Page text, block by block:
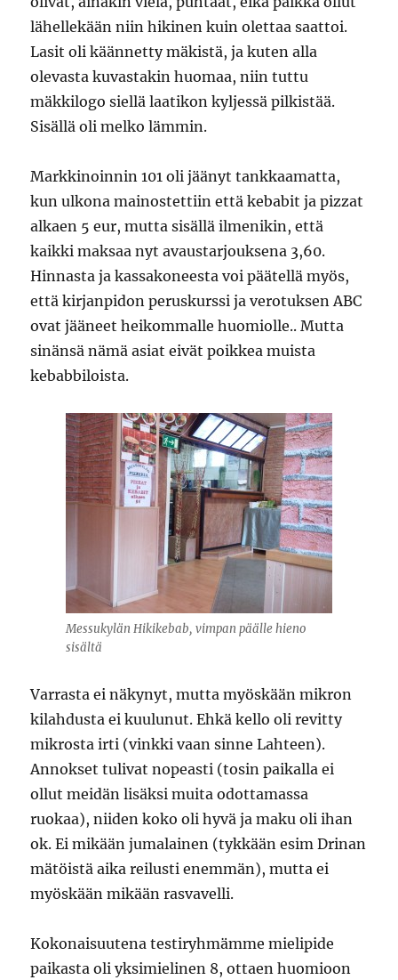
lähellekään niin hikinen kuin olettaa saattoi.
Lasit oli käännetty mäkistä, ja kuten alla
olevasta kuvastakin huomaa, niin tuttu
mäkkilogo siellä laatikon kyljessä pilkistää.
Sisällä oli melko lämmin.
Markkinoinnin 101 oli jäänyt tankkaamatta,
kun ulkona mainostettiin että kebabit ja pizzat
alkaen 5 eur, mutta sisällä ilmenikin, että
kaikki maksaa nyt avaustarjouksena 3,60.
Hinnasta ja kassakoneesta voi päätellä myös,
että kirjanpidon peruskurssi ja verotuksen ABC
ovat jääneet heikommalle huomiolle.. Mutta
sinänsä nämä asiat eivät poikkea muista
kebabbiloista.
Messukylän Hikikebab, vimpan päälle hieno
sisältä
Varrasta ei näkynyt, mutta myöskään mikron
kilahdusta ei kuulunut. Ehkä kello oli revitty
mikrosta irti (vinkki vaan sinne Lahteen).
Annokset tulivat nopeasti (tosin paikalla ei
ollut meidän lisäksi muita odottamassa
ruokaa), niiden koko oli hyvä ja maku oli ihan
ok. Ei mikään jumalainen (tykkään esim Drinan
mätöistä aika reilusti enemmän), mutta ei
myöskään mikään rasvavelli.
Kokonaisuutena testiryhmämme mielipide
paikasta oli yksimielinen 8, ottaen huomioon